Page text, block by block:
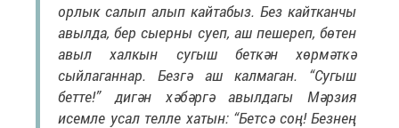
орлык салып алып кайтабыз. Без кайтканчы
авылда, бер сыерны суеп, аш пешереп, бөтен
авыл халкын сугыш беткән хөрмәткә
сыйлаганнар. Безгә аш калмаган. “Сугыш
бетте!” дигән хәбәргә авылдагы Мәрзия
исемле усал телле хатын: “Бетсә соң! Безнең